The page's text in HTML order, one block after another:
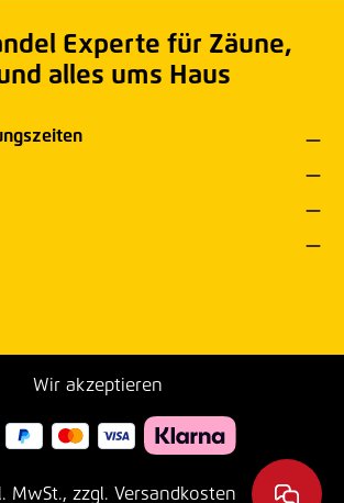
Experte für Zäune,
alles ums Haus
Wir akzeptieren
MwSt., zzgl. Versandkosten